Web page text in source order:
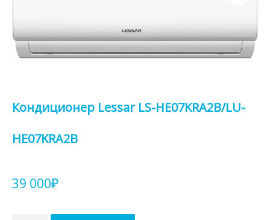
Кондиционер Lessar LS-HE07KRA2B/LU-
HE07KRA2B
39 000₽